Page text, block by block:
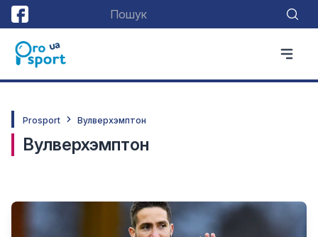
Prosport Вулверхэмптон
Вулверхэмптон